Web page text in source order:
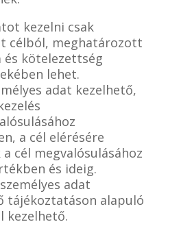
kezelni csak
célból, meghatározott
és kötelezettség
lehet.
adat kezelhető,
a cél elérésére
cél megvalósulásához
és ideig.
adat
tájékoztatáson alapuló
kezelhető.